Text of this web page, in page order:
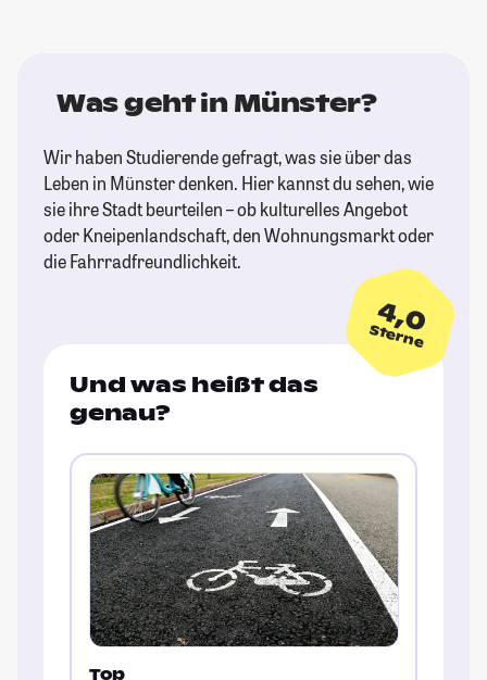
Was geht in Münster?
Wir haben Studierende gefragt, was sie über das
Leben in Münster denken. Hier kannst du sehen, wie
sie ihre Stadt beurteilen – ob kulturelles Angebot
oder Kneipenlandschaft, den Wohnungsmarkt oder
die Fahrradfreundlichkeit.
4,0
Sterne
Und was heißt das
genau?
Top